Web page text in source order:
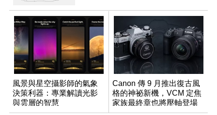
風景與星空攝影師的氣象
決策利器：專業解讀光影
與雲層的智慧
App「Atmos」登場
Canon 傳 9 月推出復古風
格的神祕新機，VCM 定焦
家族最終章也將壓軸登場